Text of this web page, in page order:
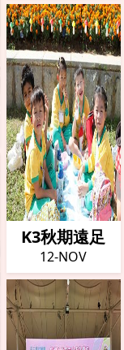
K3秋期遠足
12-NOV